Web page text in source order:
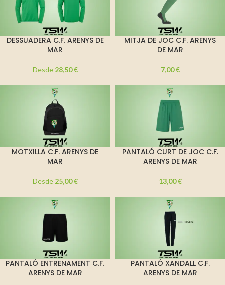
DESSUADERA C.F. ARENYS DE
MAR
Desde 28,50€
MITJA DE JOC C.F. ARENYS
DE MAR
7,00€
MOTXILLA C.F. ARENYS DE
MAR
Desde 25,00€
PANTALÓ CURT DE JOC C.F.
ARENYS DE MAR
13,00€
PANTALÓ ENTRENAMENT C.F.
ARENYS DE MAR
PANTALÓ XANDALL C.F.
ARENYS DE MAR